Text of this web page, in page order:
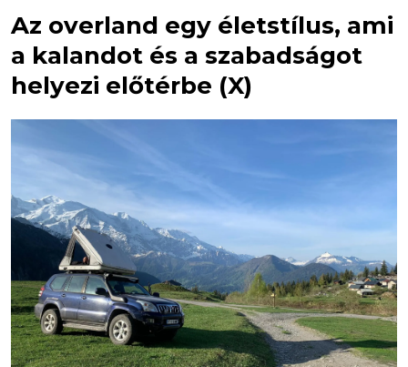
Az overland egy életstílus, ami
a kalandot és a szabadságot
helyezi előtérbe (X)